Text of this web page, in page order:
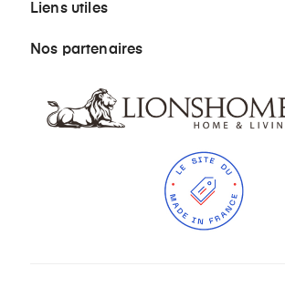
Liens utiles
Nos partenaires